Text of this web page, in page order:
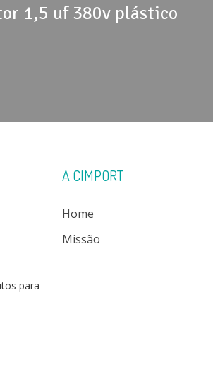
1,5 uf 380v plástico
para
A CIMPORT
Home
Missão